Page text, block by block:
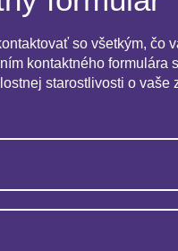
so všetkým, čo
kontaktného formulára
starostlivosti o vaše